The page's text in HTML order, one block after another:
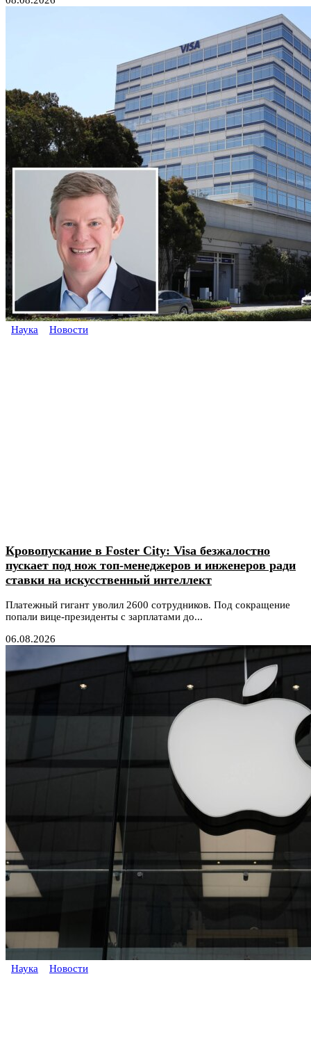
Наука Новости
Кровопускание в Foster City: Visa безжалостно
пускает под нож топ-менеджеров и инженеров ради
ставки на искусственный интеллект
Платежный гигант уволил 2600 сотрудников. Под сокращение
попали вице-президенты с зарплатами до...
06.08.2026
Наука Новости